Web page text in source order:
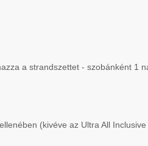
a strandszettet - szobánként 1
(kivéve az Ultra All